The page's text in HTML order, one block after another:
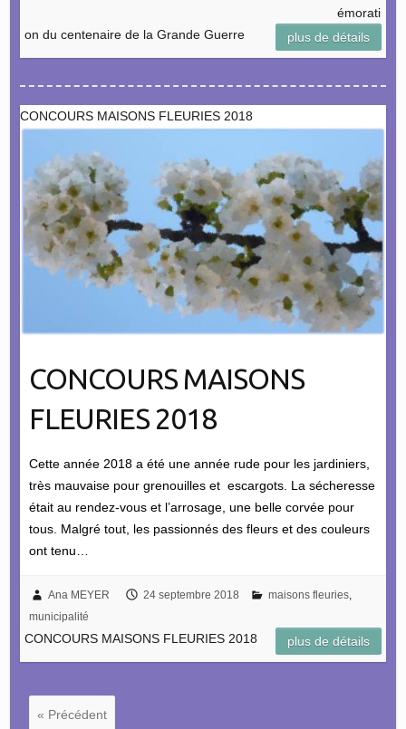
émorati
on du centenaire de la Grande Guerre
plus de détails
CONCOURS MAISONS FLEURIES 2018
CONCOURS MAISONS
FLEURIES 2018
Cette année 2018 a été une année rude pour les jardiniers,
très mauvaise pour grenouilles et escargots. La sécheresse
était au rendez-vous et l’arrosage, une belle corvée pour
tous. Malgré tout, les passionnés des fleurs et des couleurs
ont tenu…
Ana MEYER 24 septembre 2018 maisons fleuries,
municipalité
CONCOURS MAISONS FLEURIES 2018 plus de détails
« Précédent